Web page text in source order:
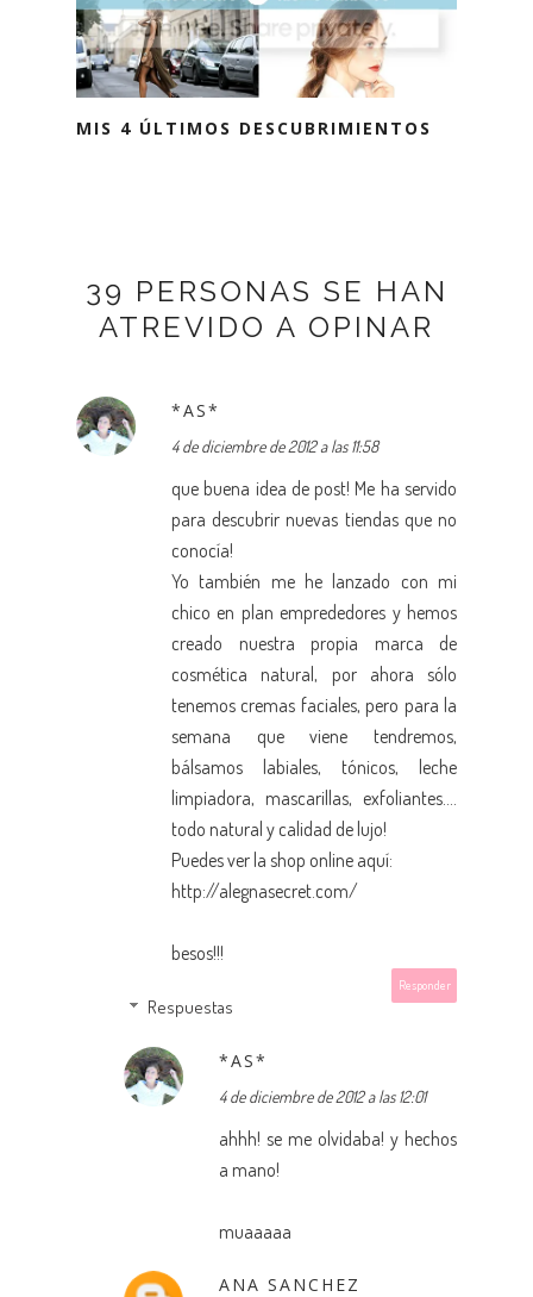
MIS 4 ÚLTIMOS DESCUBRIMIENTOS
39 PERSONAS SE HAN
ATREVIDO A OPINAR
*AS*
4 de diciembre de 2012 a las 11:58
que buena idea de post! Me ha servido
para descubrir nuevas tiendas que no
conocía!
Yo también me he lanzado con mi
chico en plan emprededores y hemos
creado nuestra propia marca de
cosmética natural, por ahora sólo
tenemos cremas faciales, pero para la
semana que viene tendremos,
bálsamos labiales, tónicos, leche
limpiadora, mascarillas, exfoliantes....
todo natural y calidad de lujo!
Puedes ver la shop online aquí:
http://alegnasecret.com/
besos!!!
Responder
Respuestas
*AS*
4 de diciembre de 2012 a las 12:01
ahhh! se me olvidaba! y hechos
a mano!
muaaaaa
ANA SANCHEZ